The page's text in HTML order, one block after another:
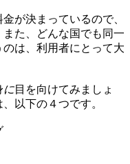
が決まっているので、
た、どんな国でも同一
は、利用者にとって大
に目を向けてみましょ
以下の４つです。